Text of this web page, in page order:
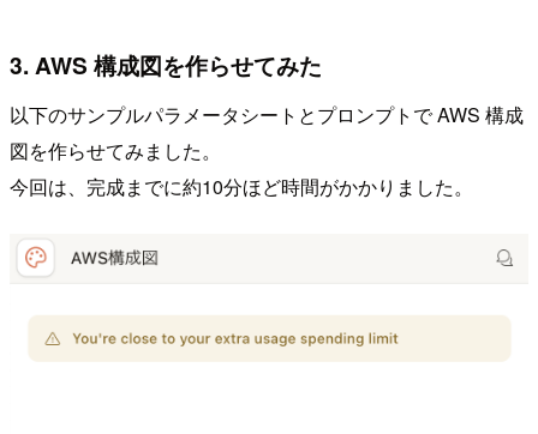
3. AWS 構成図を作らせてみた
以下のサンプルパラメータシートとプロンプトで AWS 構成
図を作らせてみました。
今回は、完成までに約10分ほど時間がかかりました。